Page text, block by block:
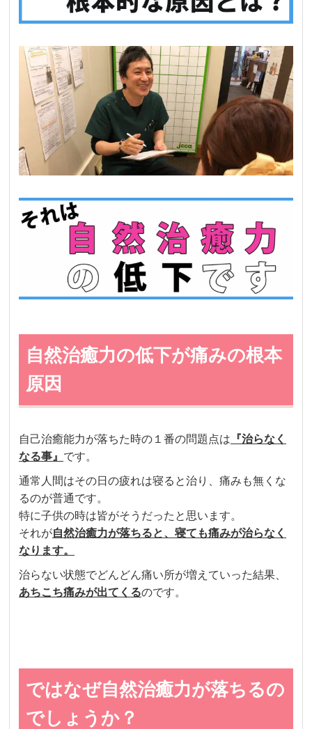
自然治癒力の低下が痛みの根本
原因
自己治癒能力が落ちた時の１番の問題点は 『治らなく
なる事』 です。
通常人間はその日の疲れは寝ると治り、痛みも無くな
るのが普通です。
特に子供の時は皆がそうだったと思います。
それが自然治癒力が落ちると、寝ても痛みが治らなく
なります。
治らない状態でどんどん痛い所が増えていった結果、
あちこち痛みが出てくるのです。
ではなぜ自然治癒力が落ちるの
でしょうか？